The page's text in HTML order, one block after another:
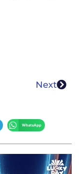
Next
WhatsApp